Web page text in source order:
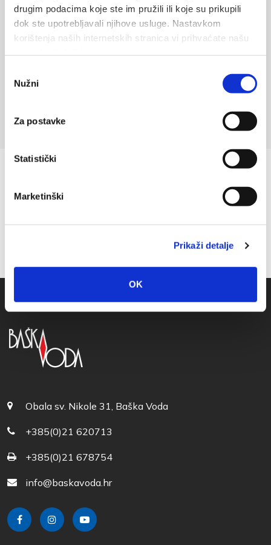
drugim podacima koje ste im pružili ili koje su prikupili
dok ste upotrebljavali njihove usluge. Nastavkom
korištenja naših internetskih stranica vi prihvaćate našu
pristanka
Nužni
Za postavke
Statistički
Marketinški
Prikaži detalje
OK
SEND
Obala sv. Nikole 31, Baška Voda
+385(0)21 620713
+385(0)21 678754
info@baskavoda.hr